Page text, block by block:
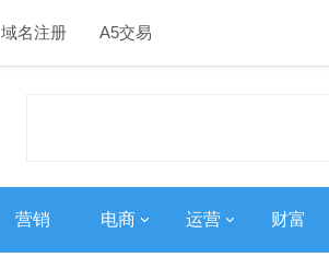
域名注册 A5交易
营销 电商 运营 财富